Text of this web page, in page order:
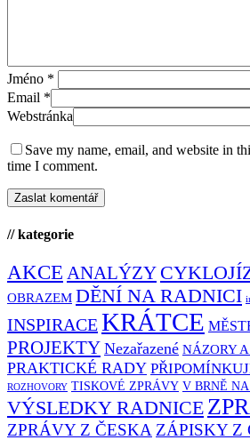
Jméno *
Email *
Webstránka
Save my name, email, and website in
time I comment.
// kategorie
AKCE ANALÝZY
OBRAZEM DĚNÍ NA RADNICI
INSPIRACEKRÁTCE
PROJEKTY Nezařazené NÁZORY
PRAKTICKÉ RADY
ROZHOVORY TISKOVÉ ZPRÁVY V BRNĚ
VÝSLEDKY RADNICE
ZPRÁVY Z ČESKA ZÁPISKY Z